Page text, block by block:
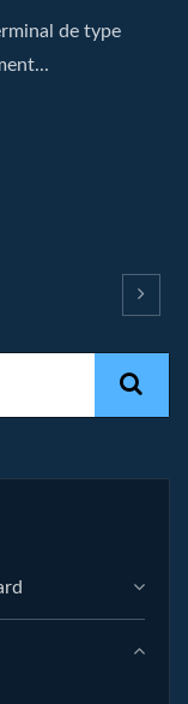
de type